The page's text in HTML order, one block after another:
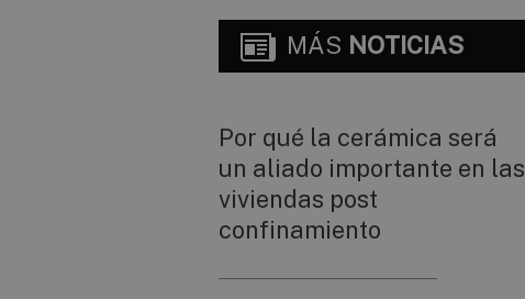
MÁS NOTICIAS
Por qué la cerámica será
un aliado importante en las
viviendas post
confinamiento